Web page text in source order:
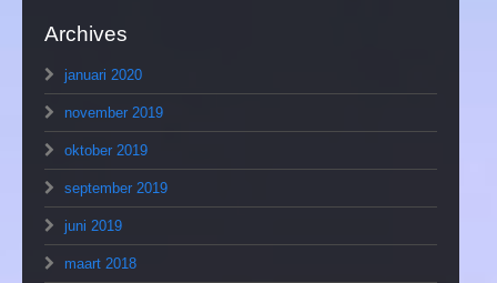
Archives
januari 2020
november 2019
oktober 2019
september 2019
juni 2019
maart 2018